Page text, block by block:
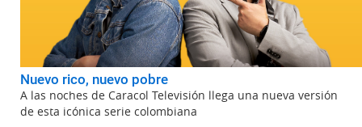
Nuevo rico, nuevo pobre
A las noches de Caracol Televisión llega una nueva versión
de esta icónica serie colombiana